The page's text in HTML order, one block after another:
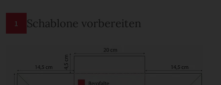
1 Schablone vorbereiten